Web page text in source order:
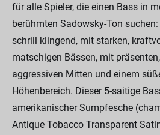
für alle Spieler, die einen Bass in
berühmten Sadowsky-Ton
schrill klingend, mit starken,
matschigen Bässen, mit
aggressiven Mitten und einem
Höhenbereich. Dieser 5-saitige
amerikanischer Sumpfesche
Antique Tobacco Transparent